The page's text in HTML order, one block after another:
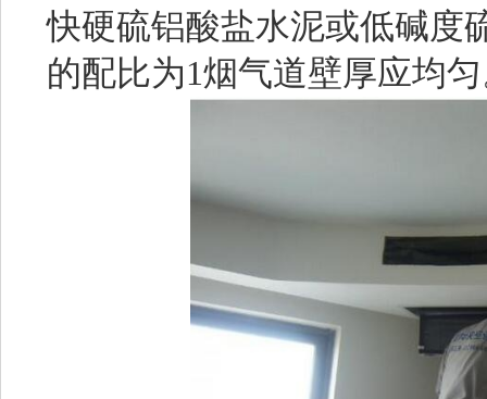
快硬硫铝酸盐水泥或低碱度
的配比为1烟气道壁厚应均